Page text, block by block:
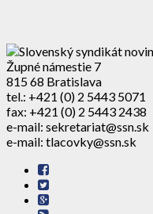
Župné námestie 7
815 68 Bratislava
tel.: +421 (0) 2 5443 5071
fax: +421 (0) 2 5443 2438
e-mail: sekretariat@ssn.sk
e-mail: tlacovky@ssn.sk